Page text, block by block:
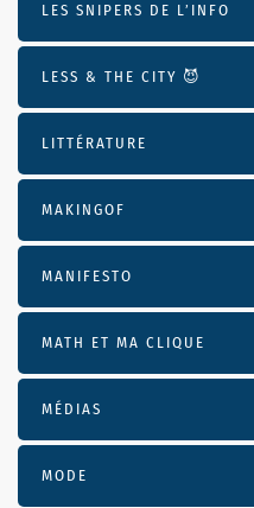
LES SNIPERS DE L’INFO
LESS & THE CITY 😈
LITTÉRATURE
MAKINGOF
MANIFESTO
MATH ET MA CLIQUE
MÉDIAS
MODE